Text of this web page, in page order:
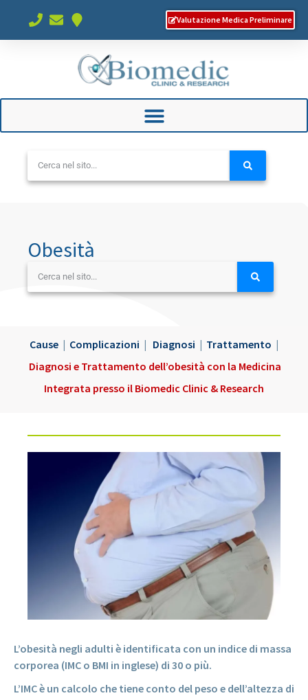
Valutazione Medica Preliminare
Obesità
Cause | Complicazioni | Diagnosi | Trattamento |
Diagnosi e Trattamento dell’obesità con la Medicina
Integrata presso il Biomedic Clinic & Research
L’obesità negli adulti è identificata con un indice di massa
corporea (IMC o BMI in inglese) di 30 o più.
L’IMC è un calcolo che tiene conto del peso e dell’altezza di